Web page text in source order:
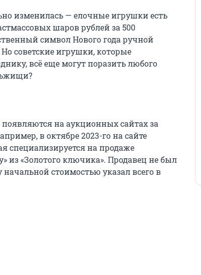
изменилась — елочные игрушки есть
шаров рублей за 500
символ Нового года ручной
советские игрушки, которые
всё еще могут поразить любого
на аукционных сайтах за
в октябре 2023-го на сайте
специализируется на продаже
из «Золотого ключика». Продавец не был
начальной стоимостью указал всего в